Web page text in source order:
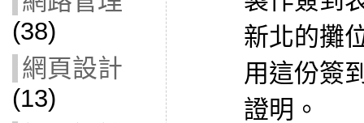
(38)
網頁設計
(13)
新北的攤
用這份簽
證明。